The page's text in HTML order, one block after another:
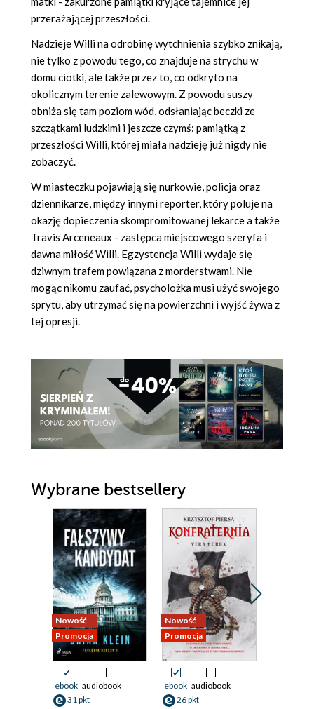
przerażającej przeszłości.
Nadzieje Willi na odrobinę wytchnienia szybko znikają,
nie tylko z powodu tego, co znajduje na strychu w
domu ciotki, ale także przez to, co odkryto na
okolicznym terenie zalewowym. Z powodu suszy
obniża się tam poziom wód, odsłaniając beczki ze
szczątkami ludzkimi i jeszcze czymś: pamiątką z
przeszłości Willi, której miała nadzieję już nigdy nie
zobaczyć.
W miasteczku pojawiają się nurkowie, policja oraz
dziennikarze, między innymi reporter, który poluje na
okazję dopieczenia skompromitowanej lekarce a także
Travis Arceneaux - zastępca miejscowego szeryfa i
dawna miłość Willi. Egzystencja Willi wydaje się
dziwnym trafem powiązana z morderstwami. Nie
mogąc nikomu zaufać, psycholożka musi użyć swojego
sprytu, aby utrzymać się na powierzchni i wyjść żywa z
tej opresji.
Wybrane bestsellery
Nowość
Promocja
ebook audiobook
31 pkt
Nowość
Promocja
ebook audiobook
26 pkt